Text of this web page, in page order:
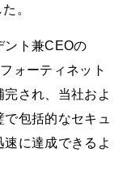
。
ント兼CEOの
ォーティネット
され、当社およ
包括的なセキュ
に達成できるよ